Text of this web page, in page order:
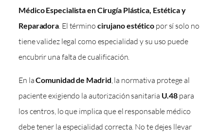
Médico Especialista en Cirugía Plástica, Estética y
Reparadora . El término cirujano estético por sí solo no
tiene validez legal como especialidad y su uso puede
encubrir una falta de cualificación.
En laComunidad de Madrid , la normativa protege al
paciente exigiendo la autorización sanitaria U.48 para
los centros, lo que implica que el responsable médico
debe tener la especialidad correcta. No te dejes llevar